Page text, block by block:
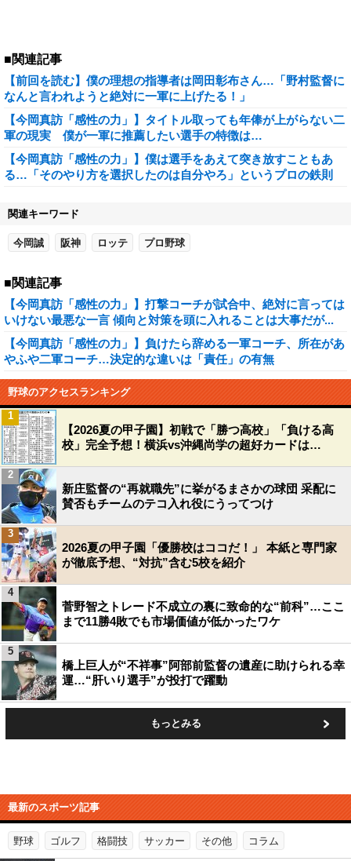
■関連記事
【前回を読む】僕の理想の指導者は岡田彰布さん…「野村監督に
なんと言われようと絶対に一軍に上げたる！」
【今岡真訪「感性の力」】タイトル取っても年俸が上がらない二
軍の現実 僕が一軍に推薦したい選手の特徴は…
【今岡真訪「感性の力」】僕は選手をあえて突き放すこともあ
る…「そのやり方を選択したのは自分やろ」というプロの鉄則
関連キーワード
今岡誠 阪神 ロッテ プロ野球
■関連記事
【今岡真訪「感性の力」】打撃コーチが試合中、絶対に言っては
いけない最悪な一言 傾向と対策を頭に入れることは大事だが...
【今岡真訪「感性の力」】負けたら辞める一軍コーチ、所在があ
やふや二軍コーチ…決定的な違いは「責任」の有無
野球のアクセスランキング
【2026夏の甲子園】初戦で「勝つ高校」「負ける高
校」完全予想！横浜vs沖縄尚学の超好カードは…
1
新庄監督の“再就職先”に挙がるまさかの球団 采配に
賛否もチームのテコ入れ役にうってつけ
2
2026夏の甲子園「優勝校はココだ！」 本紙と専門家
が徹底予想、“対抗”含む5校を紹介
3
菅野智之トレード不成立の裏に致命的な“前科”…ここ
まで11勝4敗でも市場価値が低かったワケ
4
橋上巨人が“不祥事”阿部前監督の遺産に助けられる幸
運…“肝いり選手”が投打で躍動
5
もっとみる
最新のスポーツ記事
野球 ゴルフ 格闘技 サッカー その他 コラム